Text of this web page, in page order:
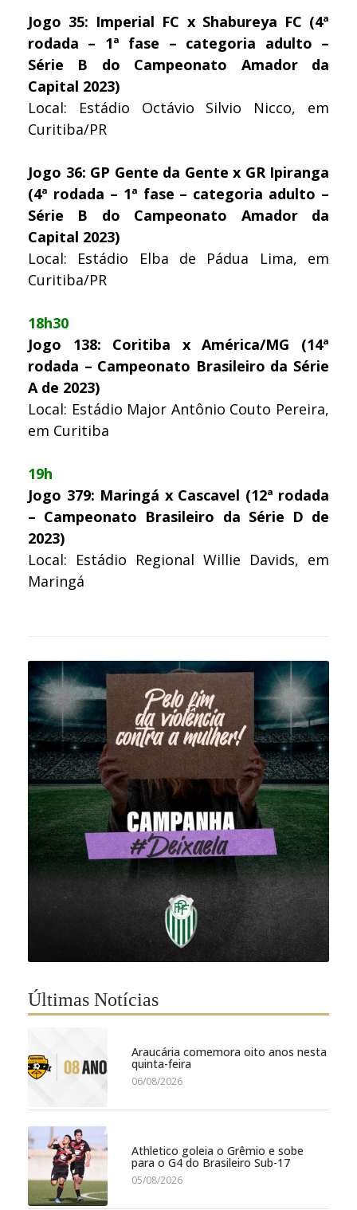
Jogo 35: Imperial FC x Shabureya FC (4ª
rodada – 1ª fase – categoria adulto –
Série B do Campeonato Amador da
Capital 2023)
Local: Estádio Octávio Silvio Nicco, em
Curitiba/PR
Jogo 36: GP Gente da Gente x GR Ipiranga
(4ª rodada – 1ª fase – categoria adulto –
Série B do Campeonato Amador da
Capital 2023)
Local: Estádio Elba de Pádua Lima, em
Curitiba/PR
18h30
Jogo 138: Coritiba x América/MG (14ª
rodada – Campeonato Brasileiro da Série
A de 2023)
Local: Estádio Major Antônio Couto Pereira,
em Curitiba
19h
Jogo 379: Maringá x Cascavel (12ª rodada
– Campeonato Brasileiro da Série D de
2023)
Local: Estádio Regional Willie Davids, em
Maringá
Últimas Notícias
Araucária comemora oito anos nesta
quinta-feira
06/08/2026
Athletico goleia o Grêmio e sobe
para o G4 do Brasileiro Sub-17
05/08/2026